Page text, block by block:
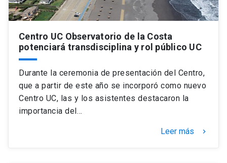
Centro UC Observatorio de la Costa
potenciará transdisciplina y rol público UC
Durante la ceremonia de presentación del Centro,
que a partir de este año se incorporó como nuevo
Centro UC, las y los asistentes destacaron la
importancia del…
Leer más keyboard_arrow_right